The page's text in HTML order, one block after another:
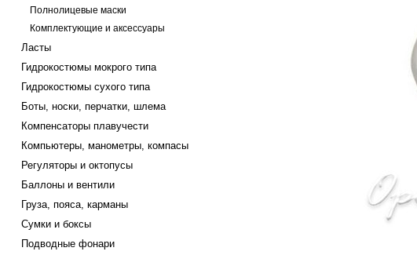
Полнолицевые маски
Комплектующие и аксессуары
Ласты
Гидрокостюмы мокрого типа
Гидрокостюмы сухого типа
Боты, носки, перчатки, шлема
Компенсаторы плавучести
Компьютеры, манометры, компасы
Регуляторы и октопусы
Баллоны и вентили
Груза, пояса, карманы
Сумки и боксы
Подводные фонари